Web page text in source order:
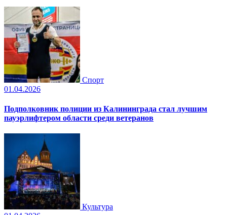
Спорт
01.04.2026
Подполковник полиции из Калининграда стал лучшим
пауэрлифтером области среди ветеранов
Культура